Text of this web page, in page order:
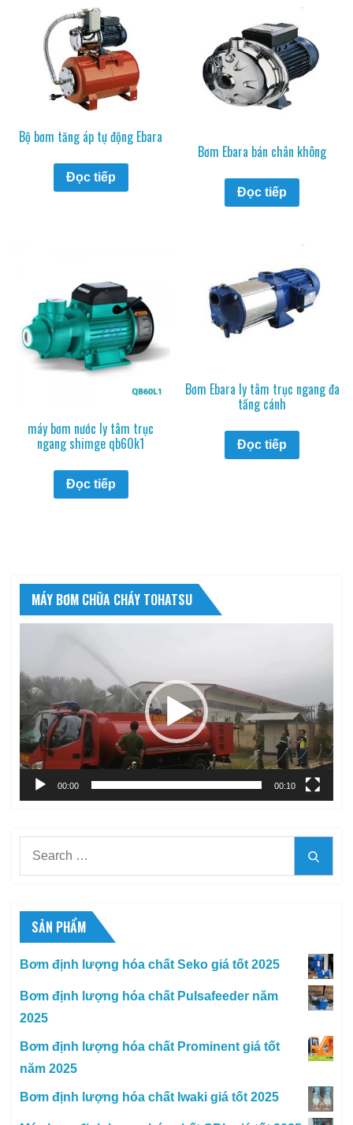
Bộ bơm tăng áp tự động Ebara
Đọc tiếp
Bơm Ebara bán chân không
Đọc tiếp
máy bơm nước ly tâm trục
ngang shimge qb60k1
Đọc tiếp
Bơm Ebara ly tâm trục ngang đa
tầng cánh
Đọc tiếp
MÁY BƠM CHỮA CHÁY TOHATSU
Video
00:00 00:10
SẢN PHẨM
Bơm định lượng hóa chất Seko giá tốt 2025
Bơm định lượng hóa chất Pulsafeeder năm
2025
Bơm định lượng hóa chất Prominent giá tốt
năm 2025
Bơm định lượng hóa chất Iwaki giá tốt 2025